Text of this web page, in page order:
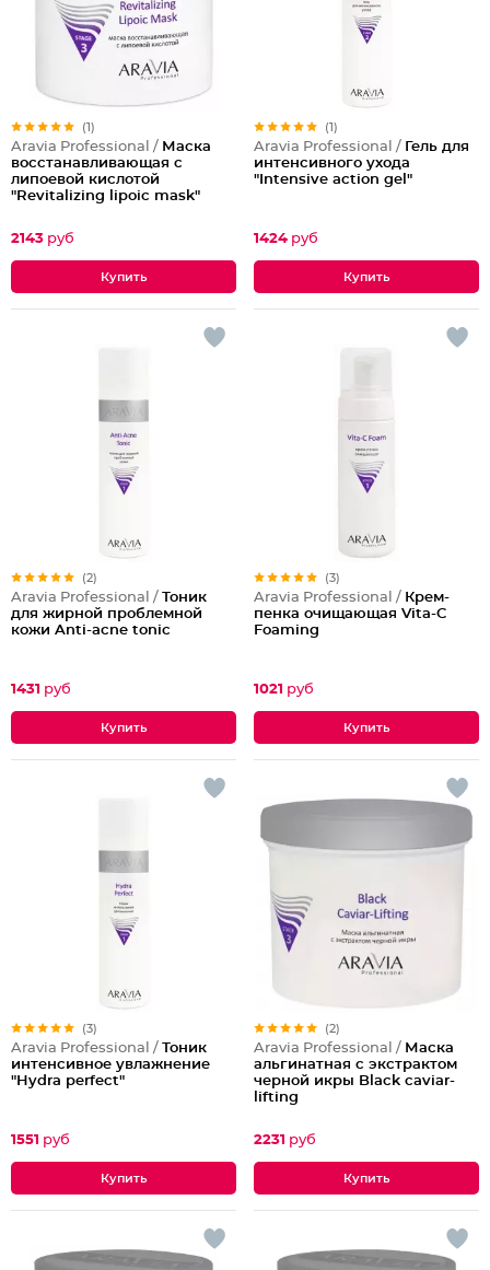
(1)
Aravia Professional / Маска
восстанавливающая с
липоевой кислотой
"Revitalizing lipoic mask"
2143 руб
(1)
Aravia Professional / Гель для
интенсивного ухода
"Intensive action gel"
1424 руб
(2)
Aravia Professional / Тоник
для жирной проблемной
кожи Anti-acne tonic
1431 руб
(3)
Aravia Professional / Крем-
пенка очищающая Vita-C
Foaming
1021 руб
(3)
Aravia Professional / Тоник
интенсивное увлажнение
"Hydra perfect"
1551 руб
(2)
Aravia Professional / Маска
альгинатная с экстрактом
черной икры Black caviar-
lifting
2231 руб